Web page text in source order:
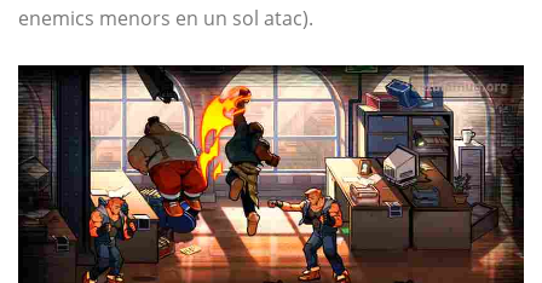
enemics menors en un sol atac).